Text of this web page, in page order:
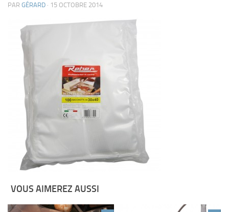
PAR GÉRARD · 15 OCTOBRE 2014
VOUS AIMEREZ AUSSI